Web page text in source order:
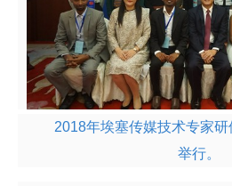
2018年埃塞传媒技术专家
举行。